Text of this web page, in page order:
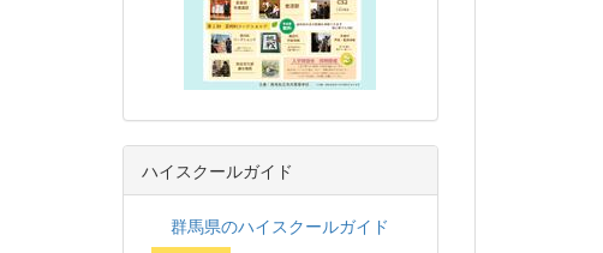
ハイスクールガイド
群馬県のハイスクールガイド